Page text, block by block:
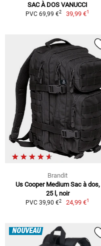
SAC À DOS VANUCCI
PVC 69,99 €2 39,99 €1
Brandit
Us Cooper Medium Sac à dos,
25 l, noir
PVC 39,90 €2 24,99 €1
NOUVEAU